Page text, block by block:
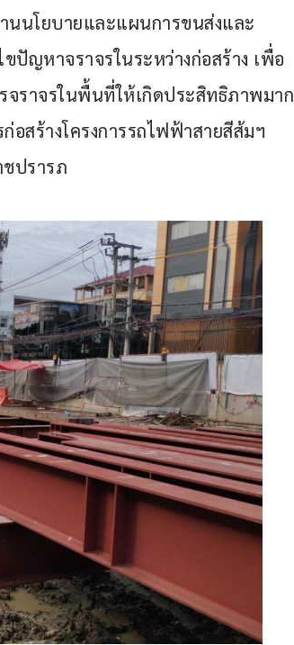
นนโยบายและแผนการขนส่งและ
ญหาจราจรในระหว่างก่อสร้าง เพื่อ
ราจรในพื้นที่ให้เกิดประสิทธิภาพมาก
อสร้างโครงการรถไฟฟ้าสายสีส้มฯ
ปรารภ